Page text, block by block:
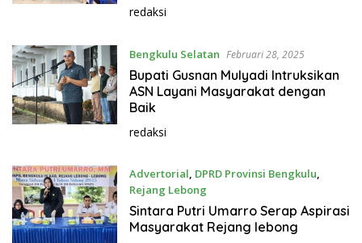
redaksi
Bengkulu Selatan Februari 28, 2025
Bupati Gusnan Mulyadi Intruksikan
ASN Layani Masyarakat dengan
Baik
redaksi
Advertorial, DPRD Provinsi Bengkulu,
Rejang Lebong
Februari 28, 2025
Sintara Putri Umarro Serap Aspirasi
Masyarakat Rejang lebong